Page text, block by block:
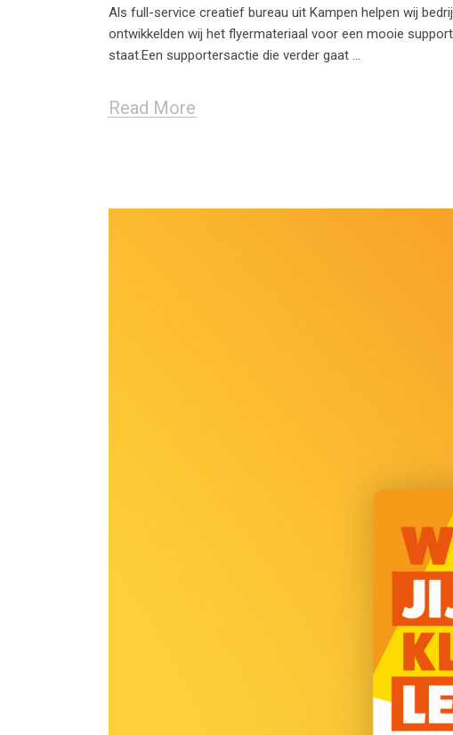
Als full-service creatief bureau uit Kampen helpen wij
ontwikkelden wij het flyermateriaal voor een mooie
staat.Een supportersactie die verder gaat
Read More